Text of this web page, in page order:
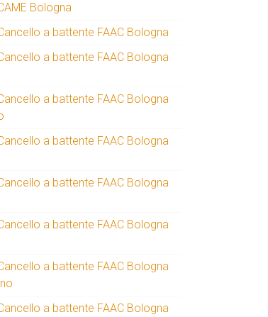
Bologna
a battente FAAC Bologna
a battente FAAC Bologna
a battente FAAC Bologna
a battente FAAC Bologna
a battente FAAC Bologna
a battente FAAC Bologna
a battente FAAC Bologna
a battente FAAC Bologna